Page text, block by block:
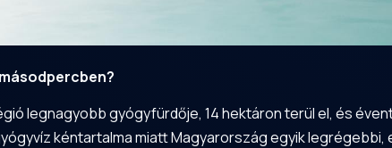
legnagyobb gyógyfürdője, 14 hektáron terül el, és
kéntartalma miatt Magyarország egyik